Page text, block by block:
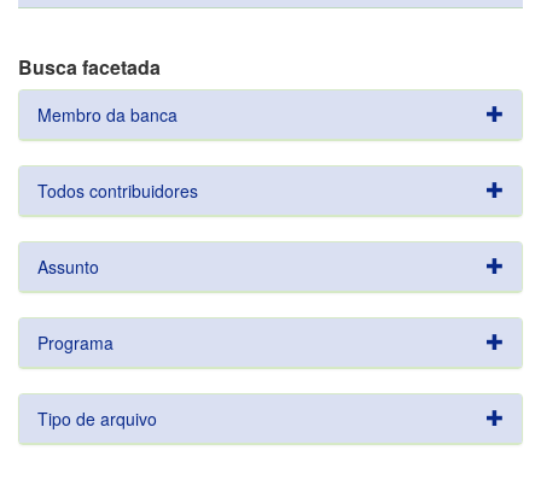
Busca facetada
Membro da banca
Todos contribuidores
Assunto
Programa
Tipo de arquivo